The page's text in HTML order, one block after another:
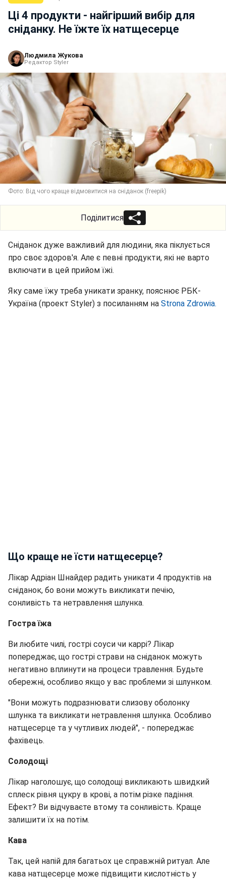
Ці 4 продукти - найгірший вибір для
сніданку. Не їжте їх натщесерце
Людмила Жукова
Редактор Styler
Фото: Від чого краще відмовитися на сніданок (freepik)
Поділитися
Сніданок дуже важливий для людини, яка піклується
про своє здоров'я. Але є певні продукти, які не варто
включати в цей прийом їжі.
Яку саме їжу треба уникати зранку, пояснює РБК-
Україна (проект Styler) з посиланням на Strona Zdrowia.
Що краще не їсти натщесерце?
Лікар Адріан Шнайдер радить уникати 4 продуктів на
сніданок, бо вони можуть викликати печію,
сонливість та нетравлення шлунка.
Гостра їжа
Ви любите чилі, гострі соуси чи каррі? Лікар
попереджає, що гострі страви на сніданок можуть
негативно вплинути на процеси травлення. Будьте
обережні, особливо якщо у вас проблеми зі шлунком.
"Вони можуть подразнювати слизову оболонку
шлунка та викликати нетравлення шлунка. Особливо
натщесерце та у чутливих людей", - попереджає
фахівець.
Солодощі
Лікар наголошує, що солодощі викликають швидкий
сплеск рівня цукру в крові, а потім різке падіння.
Ефект? Ви відчуваєте втому та сонливість. Краще
залишити їх на потім.
Кава
Так, цей напій для багатьох це справжній ритуал. Але
кава натщесерце може підвищити кислотність у